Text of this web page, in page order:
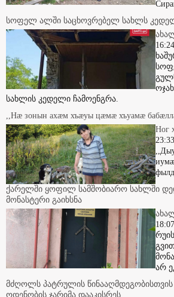
სოფელ ალში საცხოვრებელ სახლს
სახლის კედელი ჩამოენგრა.
,,Нæ зонын ахæм хъæуы цæмæ хъуамæ
Ног
ქარელში ყოფილ სამშობიარო სახლში
მონასტერი გაიხსნა
არ
მძღოლს პატრულის წინააღმდეგობისთვის
ოდენობის ჯარიმა დააკისრეს